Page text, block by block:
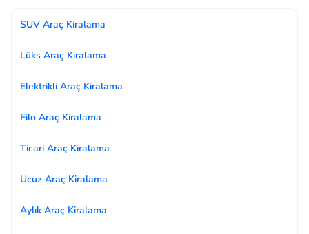
SUV Araç Kiralama
Lüks Araç Kiralama
Elektrikli Araç Kiralama
Filo Araç Kiralama
Ticari Araç Kiralama
Ucuz Araç Kiralama
Aylık Araç Kiralama